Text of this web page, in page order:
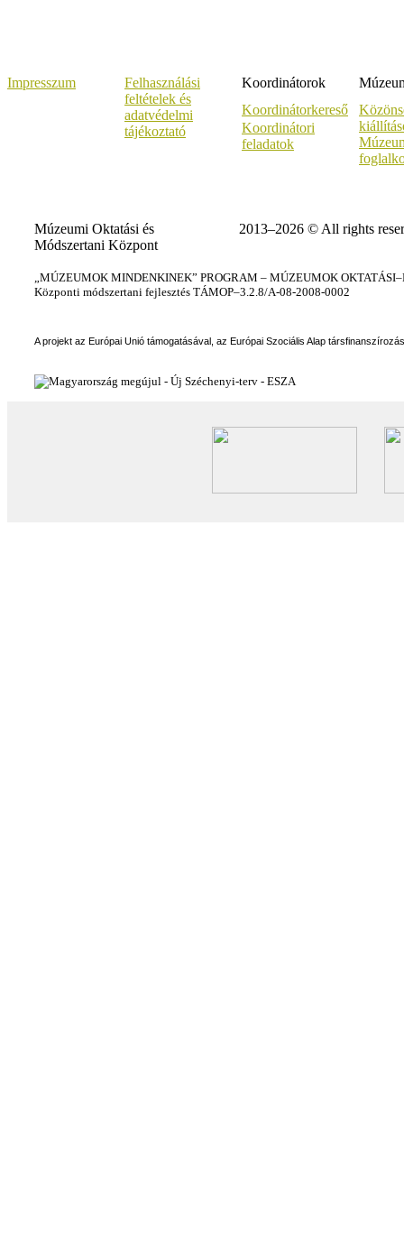
Impresszum
Felhasználási
feltételek és
adatvédelmi
tájékoztató
Koordinátorok
Koordinátorkereső
Koordinátori
feladatok
Múzeumi Oktatási és
Módszertani Központ
2013–2026 © All rights
„MÚZEUMOK MINDENKINEK” PROGRAM – MÚZEUMOK
Központi módszertani fejlesztés TÁMOP–3.2.8/A-08-2008-0002
A projekt az Európai Unió támogatásával, az Európai Szociális Alap